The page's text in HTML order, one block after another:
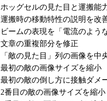
ホッグセルの見た目と運搬能
運搬時の移動特性の説明を改
ビームの表現を「電流のよう
文章の重複部分を修正
「敵の見た目」列の画像を中
最初の敵の画像サイズを縮小
最初の敵の倒し方に接触ダメ
2番目の敵の画像サイズを縮小